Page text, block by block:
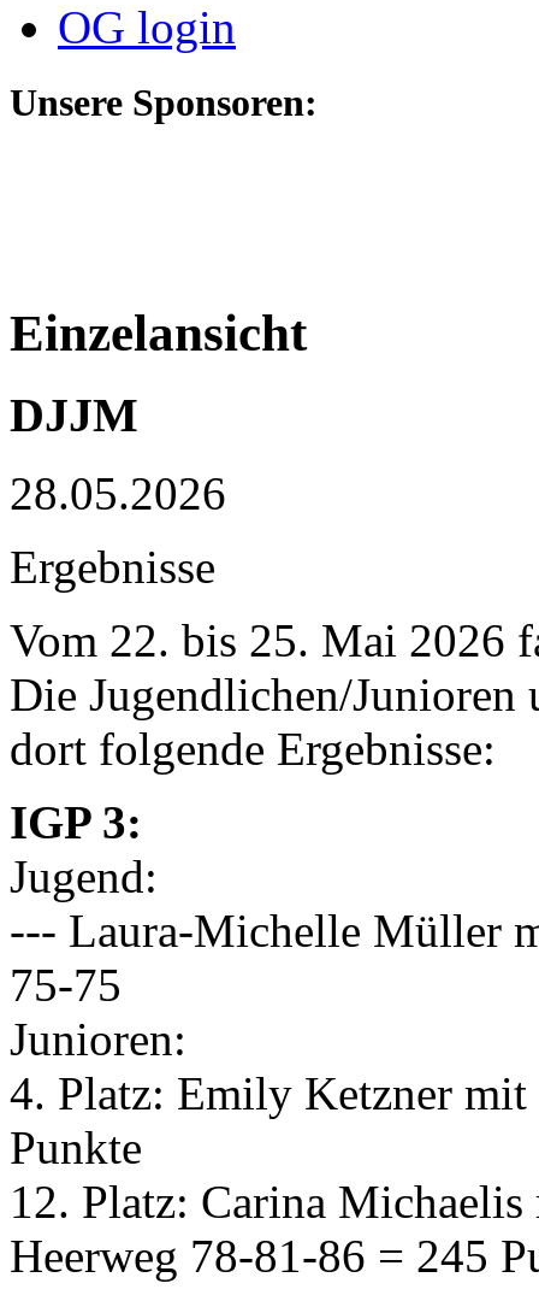
OG login
Unsere Sponsoren:
Einzelansicht
DJJM
28.05.2026
Ergebnisse
Vom 22. bis 25. Mai 2026
Die Jugendlichen/Junioren
dort folgende Ergebnisse:
IGP 3:
Jugend:
--- Laura-Michelle Müller
75-75
Junioren:
4. Platz: Emily Ketzner
Punkte
12. Platz: Carina
Heerweg 78-81-86 = 245